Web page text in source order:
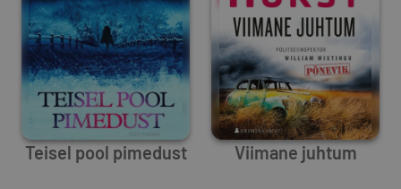
Teisel pool pimedust Viimane juhtum